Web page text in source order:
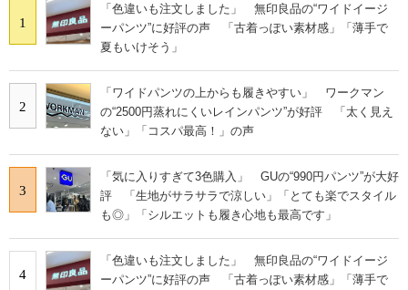
1
「色違いも注文しました」 無印良品の“ワイドイージ
ーパンツ”に好評の声 「古着っぽい素材感」「薄手で
夏もいけそう」
2
「ワイドパンツの上からも履きやすい」 ワークマン
の“2500円蒸れにくいレインパンツ”が好評 「太く見え
ない」「コスパ最高！」の声
3
「気に入りすぎて3色購入」 GUの“990円パンツ”が大好
評 「生地がサラサラで涼しい」「とても楽でスタイル
も◎」「シルエットも履き心地も最高です」
4
「色違いも注文しました」 無印良品の“ワイドイージ
ーパンツ”に好評の声 「古着っぽい素材感」「薄手で